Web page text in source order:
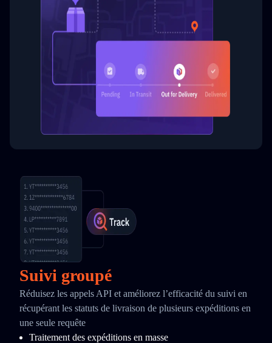
Suivi groupé
Réduisez les appels API et améliorez l’efficacité du suivi en
récupérant les statuts de livraison de plusieurs expéditions en
une seule requête
Traitement des expéditions en masse